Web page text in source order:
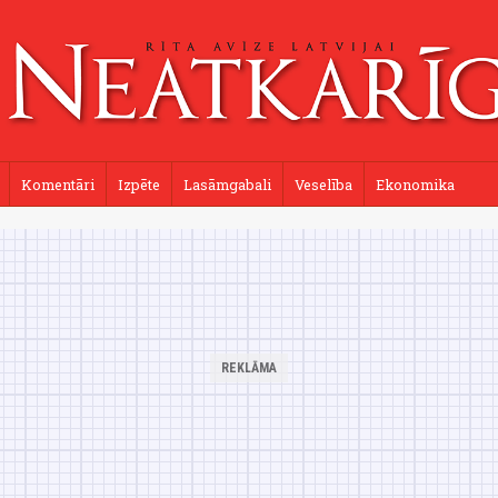
Komentāri Izpēte Lasāmgabali Veselība Ekonomika